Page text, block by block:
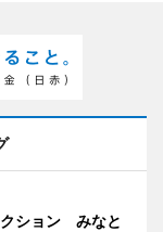
クション みなと